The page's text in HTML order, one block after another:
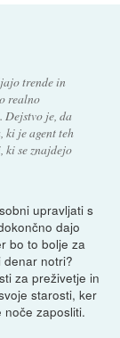
trende in
realno
je, da
ki je agent teh
ki se znajdejo
upravljati s
dajo
bo to bolje za
denar notri?
za preživetje in
starosti, ker
zaposliti.